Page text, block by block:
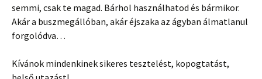
semmi, csak te magad. Bárhol használhatod és bármikor.
Akár a buszmegállóban, akár éjszaka az ágyban álmatlanul
forgolódva…
Kívánok mindenkinek sikeres tesztelést, kopogtatást,